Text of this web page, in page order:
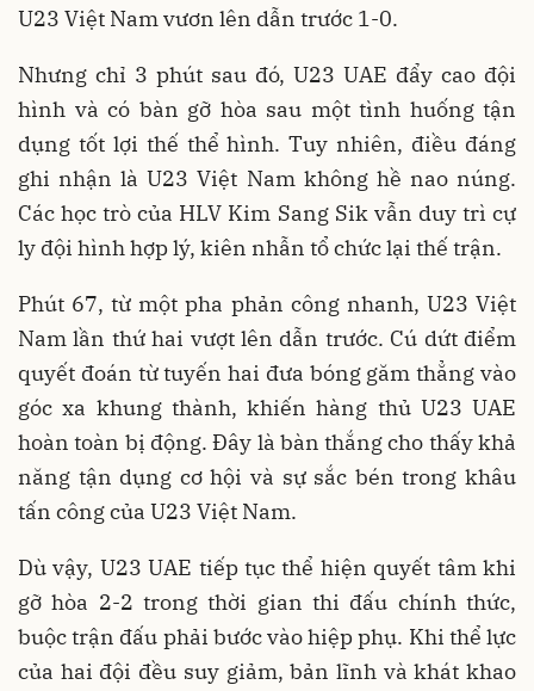
U23 Việt Nam vươn lên dẫn trước 1-0.
Nhưng chỉ 3 phút sau đó, U23 UAE đẩy cao đội
hình và có bàn gỡ hòa sau một tình huống tận
dụng tốt lợi thế thể hình. Tuy nhiên, điều đáng
ghi nhận là U23 Việt Nam không hề nao núng.
Các học trò của HLV Kim Sang Sik vẫn duy trì cự
ly đội hình hợp lý, kiên nhẫn tổ chức lại thế trận.
Phút 67, từ một pha phản công nhanh, U23 Việt
Nam lần thứ hai vượt lên dẫn trước. Cú dứt điểm
quyết đoán từ tuyến hai đưa bóng găm thẳng vào
góc xa khung thành, khiến hàng thủ U23 UAE
hoàn toàn bị động. Đây là bàn thắng cho thấy khả
năng tận dụng cơ hội và sự sắc bén trong khâu
tấn công của U23 Việt Nam.
Dù vậy, U23 UAE tiếp tục thể hiện quyết tâm khi
gỡ hòa 2-2 trong thời gian thi đấu chính thức,
buộc trận đấu phải bước vào hiệp phụ. Khi thể lực
của hai đội đều suy giảm, bản lĩnh và khát khao